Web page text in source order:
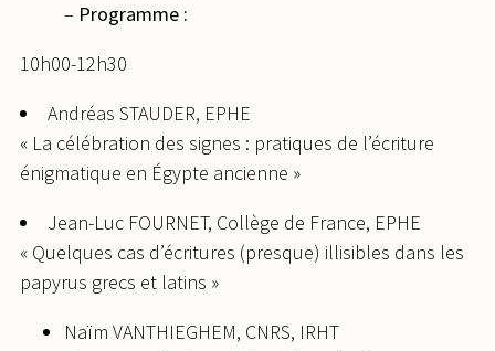
– Programme :
10h00-12h30
Andréas STAUDER, EPHE
« La célébration des signes : pratiques de l’écriture
énigmatique en Égypte ancienne »
Jean-Luc FOURNET, Collège de France, EPHE
« Quelques cas d’écritures (presque) illisibles dans les
papyrus grecs et latins »
Naïm VANTHIEGHEM, CNRS, IRHT